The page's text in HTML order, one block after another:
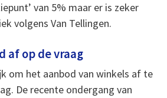
van 5% maar er is zeker
volgens Van Tellingen.
af op de vraag
om het aanbod van winkels af te
De recente ondergang van